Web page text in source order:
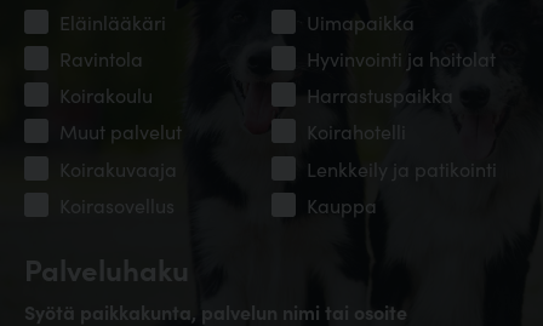
Palveluhaku
Syötä paikkakunta, palvelun nimi tai osoite
Eläinlääkäri
Uimapaikka
Ravintola
Hyvinvointi ja hoitolat
Koirakoulu
Harrastuspaikka
Muut palvelut
Koirahotelli
Koirakuvaaja
Lenkkeily ja patikointi
Koirasovellus
Kauppa